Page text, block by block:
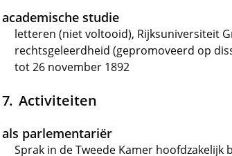
academische studie
letteren (niet voltooid), Rijksuniversiteit
rechtsgeleerdheid (gepromoveerd op
tot 26 november 1892
Activiteiten
als parlementariër
Sprak in de Tweede Kamer